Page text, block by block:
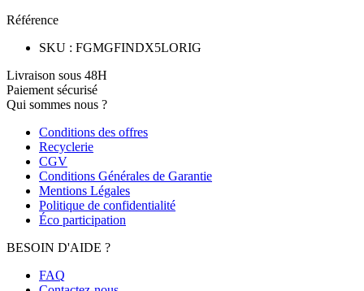
Référence
SKU : FGMGFINDX5LORIG
Livraison sous 48H
Paiement sécurisé
Qui sommes nous ?
Conditions des offres
Recyclerie
CGV
Conditions Générales de Garantie
Mentions Légales
Politique de confidentialité
Éco participation
BESOIN D'AIDE ?
FAQ